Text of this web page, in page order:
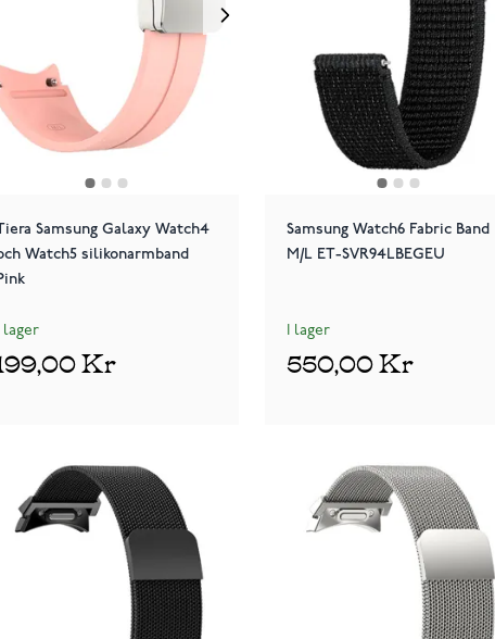
Samsung Galaxy Watch4
Watch5 silikonarmband
lager
Kr
Samsung Watch6 Fabric Band
M/L ET-SVR94LBEGEU
I lager
550,00 Kr